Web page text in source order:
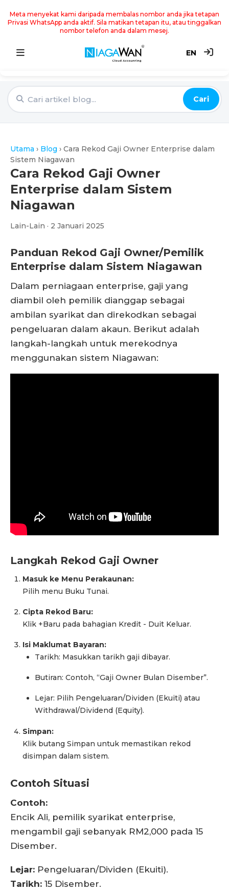
Meta menyekat kami daripada membalas nombor anda jika tetapan
Privasi WhatsApp anda aktif. Sila matikan tetapan itu, atau tinggalkan
nombor telefon anda dalam mesej.
EN
e-Invoice
Harga
Blog
Cari
Utama › Blog › Cara Rekod Gaji Owner Enterprise dalam
Sistem Niagawan
Cara Rekod Gaji Owner
Enterprise dalam Sistem
Niagawan
Lain-Lain · 2 Januari 2025
Panduan Rekod Gaji Owner/Pemilik
Enterprise dalam Sistem Niagawan
Dalam perniagaan enterprise, gaji yang
diambil oleh pemilik dianggap sebagai
ambilan syarikat dan direkodkan sebagai
pengeluaran dalam akaun. Berikut adalah
langkah-langkah untuk merekodnya
menggunakan sistem Niagawan:
Langkah Rekod Gaji Owner
Masuk ke Menu Perakaunan:
Pilih menu Buku Tunai.
Cipta Rekod Baru:
Klik +Baru pada bahagian Kredit - Duit Keluar.
Isi Maklumat Bayaran:
Tarikh: Masukkan tarikh gaji dibayar.
Butiran: Contoh, “Gaji Owner Bulan Disember”.
Lejar: Pilih Pengeluaran/Dividen (Ekuiti) atau
Withdrawal/Dividend (Equity).
Simpan:
Klik butang Simpan untuk memastikan rekod
disimpan dalam sistem.
Contoh Situasi
Contoh:
Encik Ali, pemilik syarikat enterprise,
mengambil gaji sebanyak RM2,000 pada 15
Disember.
Lejar: Pengeluaran/Dividen (Ekuiti).
Tarikh: 15 Disember.